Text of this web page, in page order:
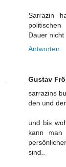
Sarrazin
Dauer
Antworten
Gustav
sarrazins
den und
und bis
kann
sind..